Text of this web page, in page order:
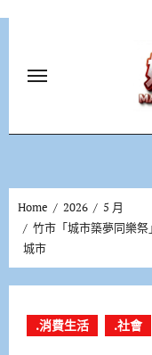
Home 2026
5 月
竹市「城市築夢同樂
城市
.消費生活 .社會